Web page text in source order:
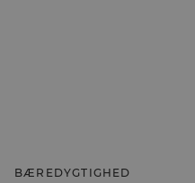
BÆREDYGTIGHED